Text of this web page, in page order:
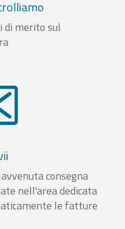
di merito sul
consegna
nell'area dedicata
le fatture